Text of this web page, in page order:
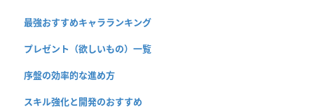
最強おすすめキャラランキング
プレゼント（欲しいもの）一覧
序盤の効率的な進め方
スキル強化と開発のおすすめ